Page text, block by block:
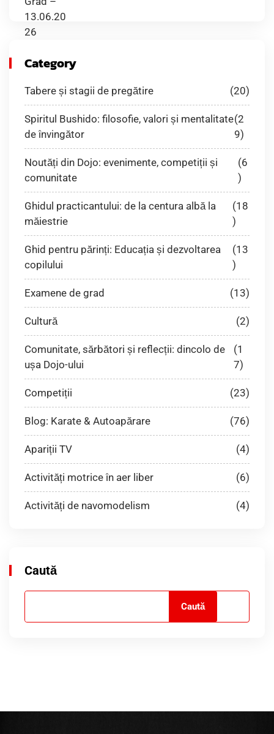
Category
Tabere și stagii de pregătire (20)
Spiritul Bushido: filosofie, valori și mentalitate
de învingător
(2
9)
Noutăți din Dojo: evenimente, competiții și
comunitate
(6
)
Ghidul practicantului: de la centura albă la
măiestrie
(18
)
Ghid pentru părinți: Educația și dezvoltarea
copilului
(13
)
Examene de grad (13)
Cultură (2)
Comunitate, sărbători și reflecții: dincolo de
ușa Dojo-ului
(1
7)
Competiții (23)
Blog: Karate & Autoapărare (76)
Apariții TV (4)
Activități motrice în aer liber (6)
Activități de navomodelism (4)
Caută
Caută